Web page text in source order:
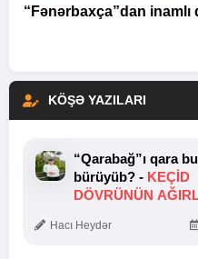
“Fənərbaxça”dan inamlı
KÖŞƏ YAZILARI
“Qarabağ”ı qara
bürüyüb? - KEÇID
DÖVRÜNÜN
Hacı Heydər